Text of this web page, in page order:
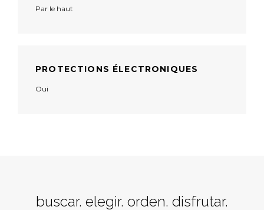
Par le haut
PROTECTIONS ÉLECTRONIQUES
Oui
buscar. elegir. orden. disfrutar.